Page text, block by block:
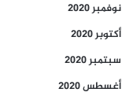
نوفمبر 2020
أكتوبر 2020
سبتمبر 2020
أغسطس 2020